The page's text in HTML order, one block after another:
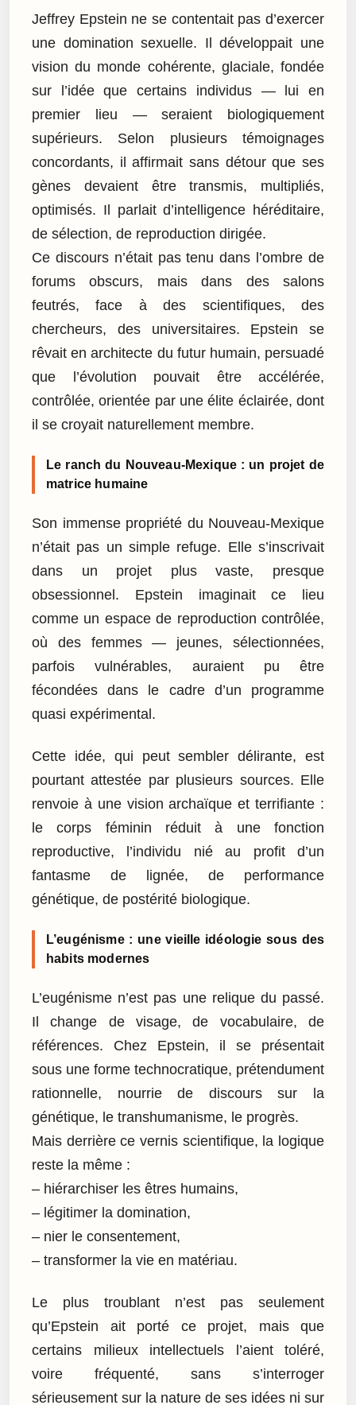
Jeffrey Epstein ne se contentait pas d’exercer
une domination sexuelle. Il développait une
vision du monde cohérente, glaciale, fondée
sur l’idée que certains individus — lui en
premier lieu — seraient biologiquement
supérieurs. Selon plusieurs témoignages
concordants, il affirmait sans détour que ses
gènes devaient être transmis, multipliés,
optimisés. Il parlait d’intelligence héréditaire,
de sélection, de reproduction dirigée.
Ce discours n’était pas tenu dans l’ombre de
forums obscurs, mais dans des salons
feutrés, face à des scientifiques, des
chercheurs, des universitaires. Epstein se
rêvait en architecte du futur humain, persuadé
que l’évolution pouvait être accélérée,
contrôlée, orientée par une élite éclairée, dont
il se croyait naturellement membre.
Le ranch du Nouveau-Mexique : un projet de
matrice humaine
Son immense propriété du Nouveau-Mexique
n’était pas un simple refuge. Elle s’inscrivait
dans un projet plus vaste, presque
obsessionnel. Epstein imaginait ce lieu
comme un espace de reproduction contrôlée,
où des femmes — jeunes, sélectionnées,
parfois vulnérables, auraient pu être
fécondées dans le cadre d’un programme
quasi expérimental.
Cette idée, qui peut sembler délirante, est
pourtant attestée par plusieurs sources. Elle
renvoie à une vision archaïque et terrifiante :
le corps féminin réduit à une fonction
reproductive, l’individu nié au profit d’un
fantasme de lignée, de performance
génétique, de postérité biologique.
L’eugénisme : une vieille idéologie sous des
habits modernes
L’eugénisme n’est pas une relique du passé.
Il change de visage, de vocabulaire, de
références. Chez Epstein, il se présentait
sous une forme technocratique, prétendument
rationnelle, nourrie de discours sur la
génétique, le transhumanisme, le progrès.
Mais derrière ce vernis scientifique, la logique
reste la même :
– hiérarchiser les êtres humains,
– légitimer la domination,
– nier le consentement,
– transformer la vie en matériau.
Le plus troublant n’est pas seulement
qu’Epstein ait porté ce projet, mais que
certains milieux intellectuels l’aient toléré,
voire fréquenté, sans s’interroger
sérieusement sur la nature de ses idées ni sur